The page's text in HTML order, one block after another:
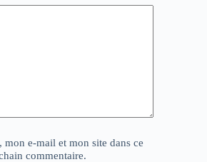
mon e-mail et mon site dans ce
commentaire.